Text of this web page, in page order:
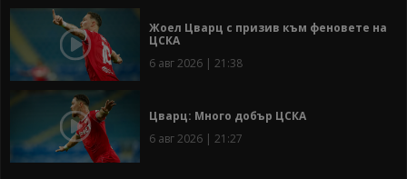
Жоел Цварц с призив към феновете на
ЦСКА
6 авг 2026 | 21:38
Цварц: Много добър ЦСКА
6 авг 2026 | 21:27